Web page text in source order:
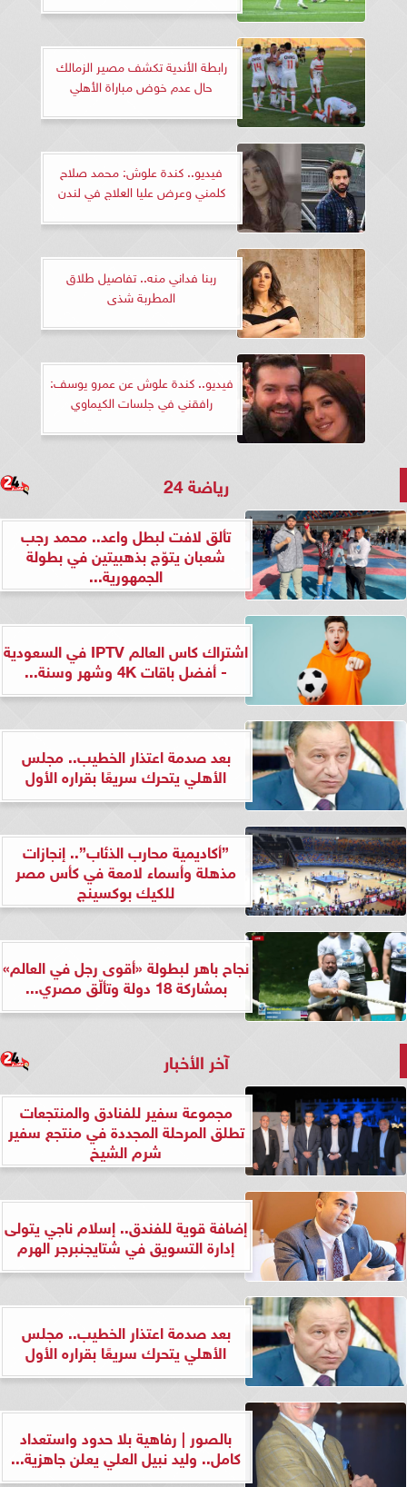
رابطة الأندية تكشف مصير الزمالك
حال عدم خوض مباراة الأهلي
فيديو.. كندة علوش: محمد صلاح
كلمني وعرض عليا العلاج في لندن
ربنا فداني منه.. تفاصيل طلاق
المطربة شذى
فيديو.. كندة علوش عن عمرو يوسف:
رافقني في جلسات الكيماوي
رياضة 24
تألق لافت لبطل واعد.. محمد رجب
شعبان يتوّج بذهبيتين في بطولة
الجمهورية...
اشتراك كاس العالم IPTV في السعودية
- أفضل باقات 4K وشهر وسنة...
بعد صدمة اعتذار الخطيب.. مجلس
الأهلي يتحرك سريعًا بقراره الأول
”أكاديمية محارب الذئاب”.. إنجازات
مذهلة وأسماء لامعة في كأس مصر
للكيك بوكسينج
نجاح باهر لبطولة «أقوى رجل في العالم»
بمشاركة 18 دولة وتألّق مصري...
آخر الأخبار
مجموعة سفير للفنادق والمنتجعات
تطلق المرحلة المجددة في منتجع سفير
شرم الشيخ
إضافة قوية للفندق.. إسلام ناجي يتولى
إدارة التسويق في شتايجنبرجر الهرم
بعد صدمة اعتذار الخطيب.. مجلس
الأهلي يتحرك سريعًا بقراره الأول
بالصور | رفاهية بلا حدود واستعداد
كامل.. وليد نبيل العلي يعلن جاهزية...